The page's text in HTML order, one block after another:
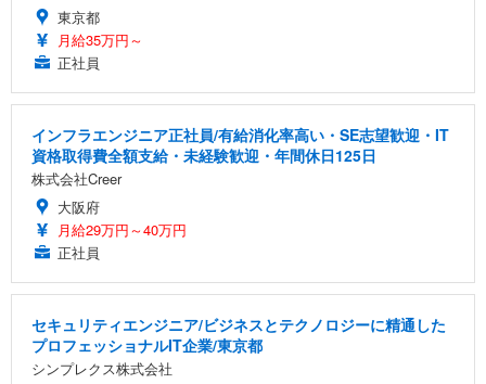
東京都
月給35万円～
正社員
インフラエンジニア正社員/有給消化率高い・SE志望歓迎・IT
資格取得費全額支給・未経験歓迎・年間休日125日
株式会社Creer
大阪府
月給29万円～40万円
正社員
セキュリティエンジニア/ビジネスとテクノロジーに精通した
プロフェッショナルIT企業/東京都
シンプレクス株式会社